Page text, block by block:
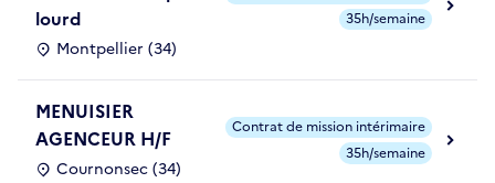
lourd
Montpellier (34)
35h/semaine
MENUISIER
AGENCEUR H/F
Cournonsec (34)
Contrat de mission intérimaire
35h/semaine